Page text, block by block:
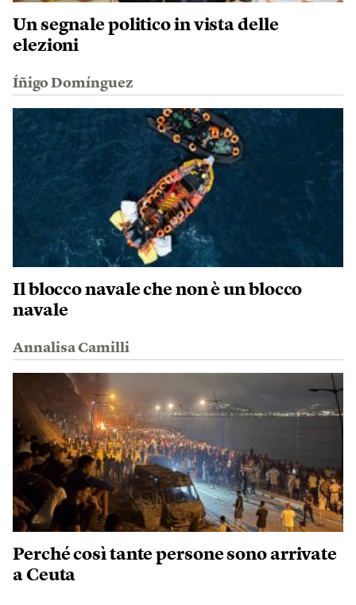
Un segnale politico in vista delle
elezioni
Íñigo Domínguez
Il blocco navale che non è un blocco
navale
Annalisa Camilli
Perché così tante persone sono arrivate
a Ceuta